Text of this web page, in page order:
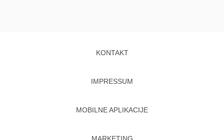
KONTAKT
IMPRESSUM
MOBILNE APLIKACIJE